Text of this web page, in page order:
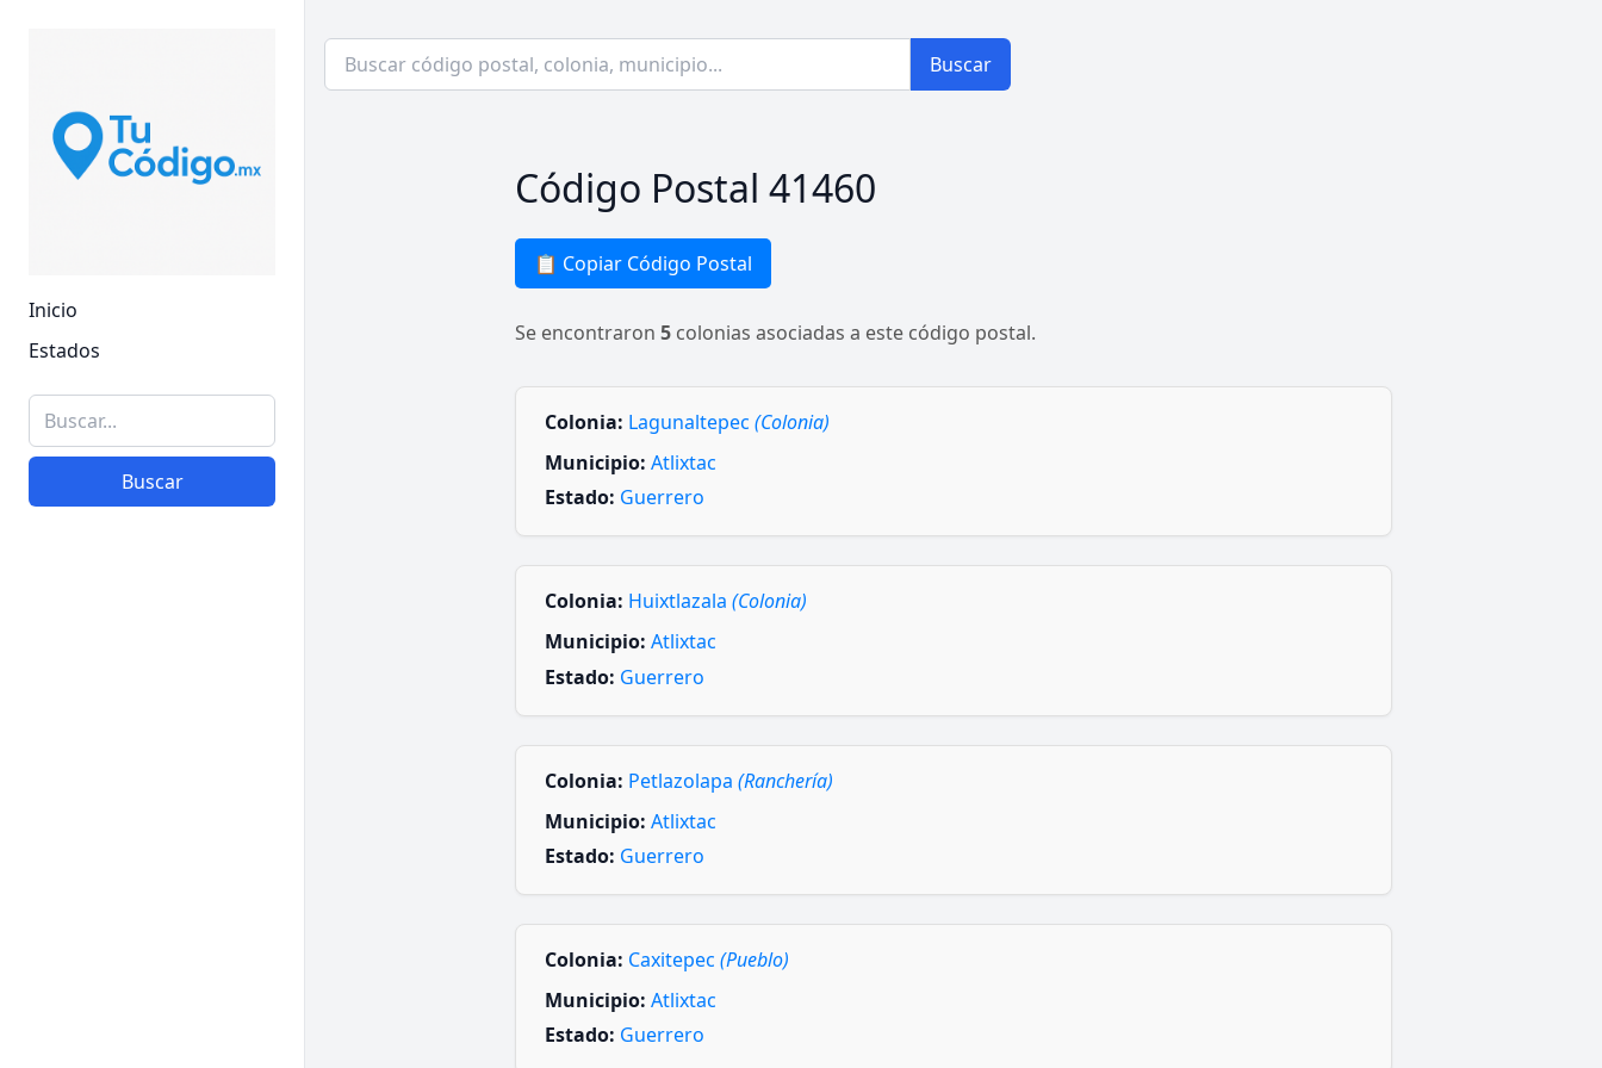
Inicio
Estados
Buscar
Buscar
Código Postal 41460
📋 Copiar Código Postal
Se encontraron 5 colonias asociadas a este código postal.
Colonia: Lagunaltepec (Colonia)
Municipio: Atlixtac
Estado: Guerrero
Colonia: Huixtlazala (Colonia)
Municipio: Atlixtac
Estado: Guerrero
Colonia: Petlazolapa (Ranchería)
Municipio: Atlixtac
Estado: Guerrero
Colonia: Caxitepec (Pueblo)
Municipio: Atlixtac
Estado: Guerrero